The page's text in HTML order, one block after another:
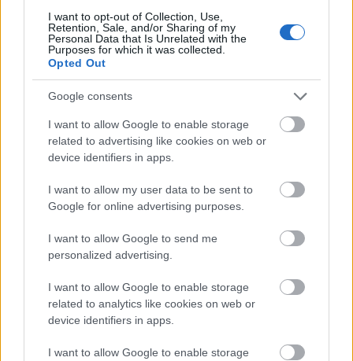
I want to opt-out of Collection, Use,
Retention, Sale, and/or Sharing of my
Personal Data that Is Unrelated with the
Purposes for which it was collected.
Opted Out
Google consents
I want to allow Google to enable storage
related to advertising like cookies on web or
device identifiers in apps.
I want to allow my user data to be sent to
Google for online advertising purposes.
I want to allow Google to send me
personalized advertising.
I want to allow Google to enable storage
related to analytics like cookies on web or
device identifiers in apps.
I want to allow Google to enable storage
Private Wars? Vagy olyan 80s popos, mint aCarnival
Of Fools? Mind izgalmasabb kísérlet lehetett volna.
7/10
Dömötör Endre
A HAIM TAGJAI MELLETT SKY FERREIRA IS SZEREPEL A